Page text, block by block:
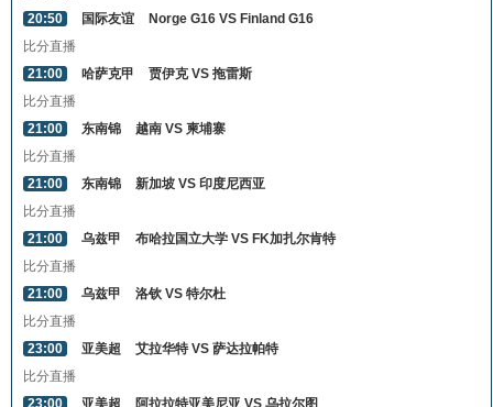
20:50
国际友谊
Norge G16 VS Finland G16
比分直播
21:00
哈萨克甲
贾伊克 VS 拖雷斯
比分直播
21:00
东南锦
越南 VS 柬埔寨
比分直播
21:00
东南锦
新加坡 VS 印度尼西亚
比分直播
21:00
乌兹甲
布哈拉国立大学 VS FK加扎尔肯特
比分直播
21:00
乌兹甲
洛钦 VS 特尔杜
比分直播
23:00
亚美超
艾拉华特 VS 萨达拉帕特
比分直播
23:00
亚美超
阿拉拉特亚美尼亚 VS 乌拉尔图